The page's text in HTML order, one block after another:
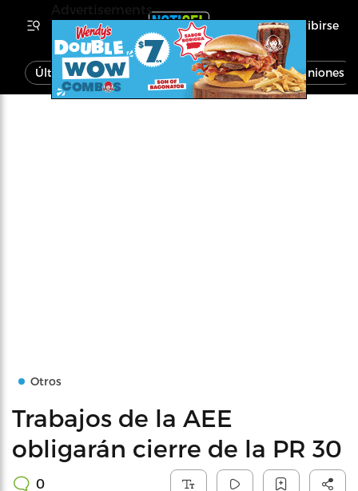
Inscribirse
Última Hora Noticias Economía Opiniones
Otros
Trabajos de la AEE
obligarán cierre de la PR 30
0
Advertisements